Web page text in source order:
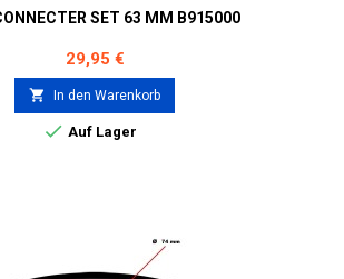
SET 63 MM B915000
Preis
29,95 €
 In den Warenkorb
 Auf Lager